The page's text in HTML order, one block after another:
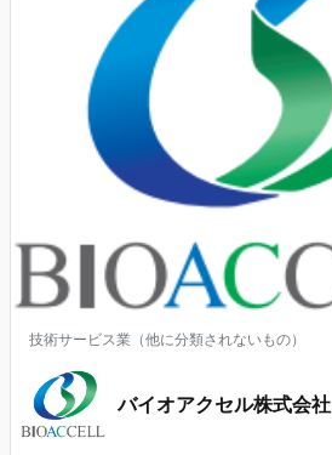
技術サービス業（他に分類されないもの）
バイオアクセル株式会社